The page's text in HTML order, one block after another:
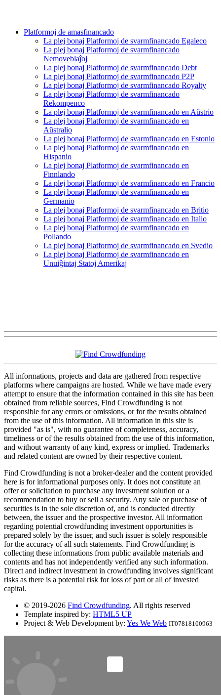
Platformoj de amasfinancado
La plej bonaj Platformoj de svarmfinancado Egaleco
La plej bonaj Platformoj de svarmfinancado
Nemoveblaĵoj
La plej bonaj Platformoj de svarmfinancado Debt
La plej bonaj Platformoj de svarmfinancado P2P
La plej bonaj Platformoj de svarmfinancado Royalty
La plej bonaj Platformoj de svarmfinancado
Rekompenco
La plej bonaj Platformoj de svarmfinancado en Aŭstrio
La plej bonaj Platformoj de svarmfinancado en
Aŭstralio
La plej bonaj Platformoj de svarmfinancado en Estonio
La plej bonaj Platformoj de svarmfinancado en
Hispanio
La plej bonaj Platformoj de svarmfinancado en
Finnlando
La plej bonaj Platformoj de svarmfinancado en Francio
La plej bonaj Platformoj de svarmfinancado en
Germanio
La plej bonaj Platformoj de svarmfinancado en Britio
La plej bonaj Platformoj de svarmfinancado en Italio
La plej bonaj Platformoj de svarmfinancado en
Pollando
La plej bonaj Platformoj de svarmfinancado en Svedio
La plej bonaj Platformoj de svarmfinancado en
Unuiĝintaj Statoj Amerikaj
All informations, projects and data are gathered from respective
platforms where campaigns are hosted. While we have made every
attempt to ensure that the information contained in this site has been
obtained from reliable sources, Find Crowdfunding is not
responsible for any errors or omissions, or for the results obtained
from the use of this information. All information in this site is
provided "as is", with no guarantee of completeness, accuracy,
timeliness or of the results obtained from the use of this information,
and without warranty of any kind, express or implied. Trademarks
and related content are owned by their respective content.
Find Crowdfunding is not a broker-dealer and the content provided
here is for informational purposes only. It does not constitute an
offer or solicitation to purchase any investment solution or a
recommendation to buy or sell a security. Any sale or purchase of
securities is in the sole discretion of, and is conducted directly
between, the issuer and the prospective investor. All information
regarding potential crowdfunding investment opportunities is
prepared solely by the issuer, and such issuer is solely responsible
for the accuracy of all such statements. Find Crowdfunding is
collecting these informations from public available materials and
contents and has not independently verified any such information.
Direct and indirect investment in crowdfunding involves significant
risks as there is a potential risk for loss of part or all of invested
capital.
© 2019-2026 Find Crowdfunding. All rights reserved
Template inspired by: HTML5 UP
Project & Web Development by: Yes We Web IT07818100963